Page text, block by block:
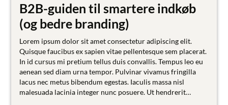
B2B-guiden til smartere indkøb
(og bedre branding)
Lorem ipsum dolor sit amet consectetur adipiscing elit.
Quisque faucibus ex sapien vitae pellentesque sem placerat.
In id cursus mi pretium tellus duis convallis. Tempus leo eu
aenean sed diam urna tempor. Pulvinar vivamus fringilla
lacus nec metus bibendum egestas. Iaculis massa nisl
malesuada lacinia integer nunc posuere. Ut hendrerit